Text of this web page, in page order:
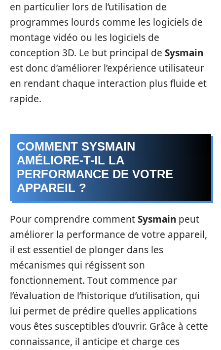
en particulier lors de l’utilisation de
programmes lourds comme les logiciels de
montage vidéo ou les logiciels de
conception 3D. Le but principal de Sysmain
est donc d’améliorer l’expérience utilisateur
en rendant chaque interaction plus fluide et
rapide.
COMMENT SYSMAIN
AMÉLIORE-T-IL LA
PERFORMANCE DE VOTRE
APPAREIL ?
Pour comprendre commentSysmain peut
améliorer la performance de votre appareil,
il est essentiel de plonger dans les
mécanismes qui régissent son
fonctionnement. Tout commence par
l’évaluation de l’historique d’utilisation, qui
lui permet de prédire quelles applications
vous êtes susceptibles d’ouvrir. Grâce à cette
connaissance, il anticipe et charge ces